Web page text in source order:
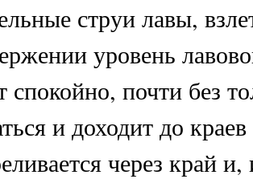
струи лавы,
уровень
спокойно, почти без
и доходит до краев
через край